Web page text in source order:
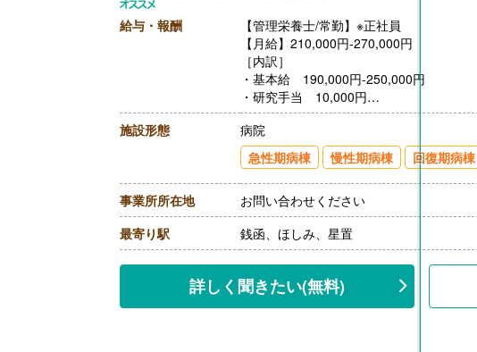
給与・報酬
【管理栄養士/常勤】※正社員
【月給】210,000円-270,000円
［内訳］
・基本給 190,000円-250,000円
・研究手当 10,000円
・ベースアップ手当 10,000円
【賞与】年2回（計4.30ヶ月分）※前年度実
【通勤手当】あり（上限20,900円/月）※片
【昇給】なし
【退職金】あり※勤続3年以上
施設形態
病院
急性期病棟
慢性期病棟 回復期病棟
事業所所在地
お問い合わせください
最寄り駅
銭函、ほしみ、星置
詳しく聞きたい(無料)